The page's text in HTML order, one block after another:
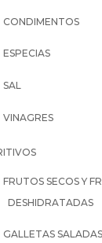
CONDIMENTOS
ESPECIAS
SAL
VINAGRES
FRUTOS SECOS Y
DESHIDRATADAS
GALLETAS